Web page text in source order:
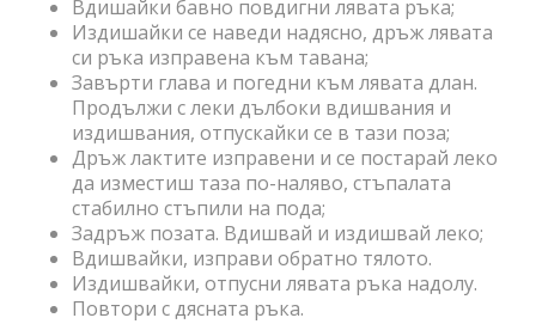
Вдишайки бавно повдигни лявата ръка;
Издишайки се наведи надясно, дръж лявата
си ръка изправена към тавана;
Завърти глава и погедни към лявата длан.
Продължи с леки дълбоки вдишвания и
издишвания, отпускайки се в тази поза;
Дръж лактите изправени и се постарай леко
да изместиш таза по-наляво, стъпалата
стабилно стъпили на пода;
Задръж позата. Вдишвай и издишвай леко;
Вдишвайки, изправи обратно тялото.
Издишвайки, отпусни лявата ръка надолу.
Повтори с дясната ръка.